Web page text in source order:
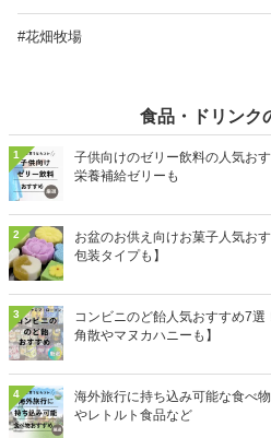
#花畑牧場
食品・ドリンク
1
子供向けのゼリー飲料の人気お
栄養補給ゼリーも
2
お盆のお供え向けお菓子人気お
包装タイプも】
3
コンビニのど飴人気おすすめ7
角散やマヌカハニーも】
4
海外旅行に持ち込み可能な食べ
やレトルト食品など